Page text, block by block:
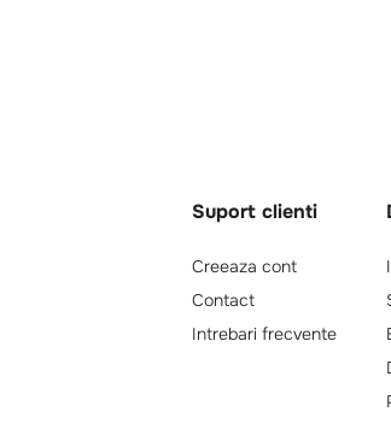
Suport clienti
Creeaza cont
Contact
Intrebari frecvente